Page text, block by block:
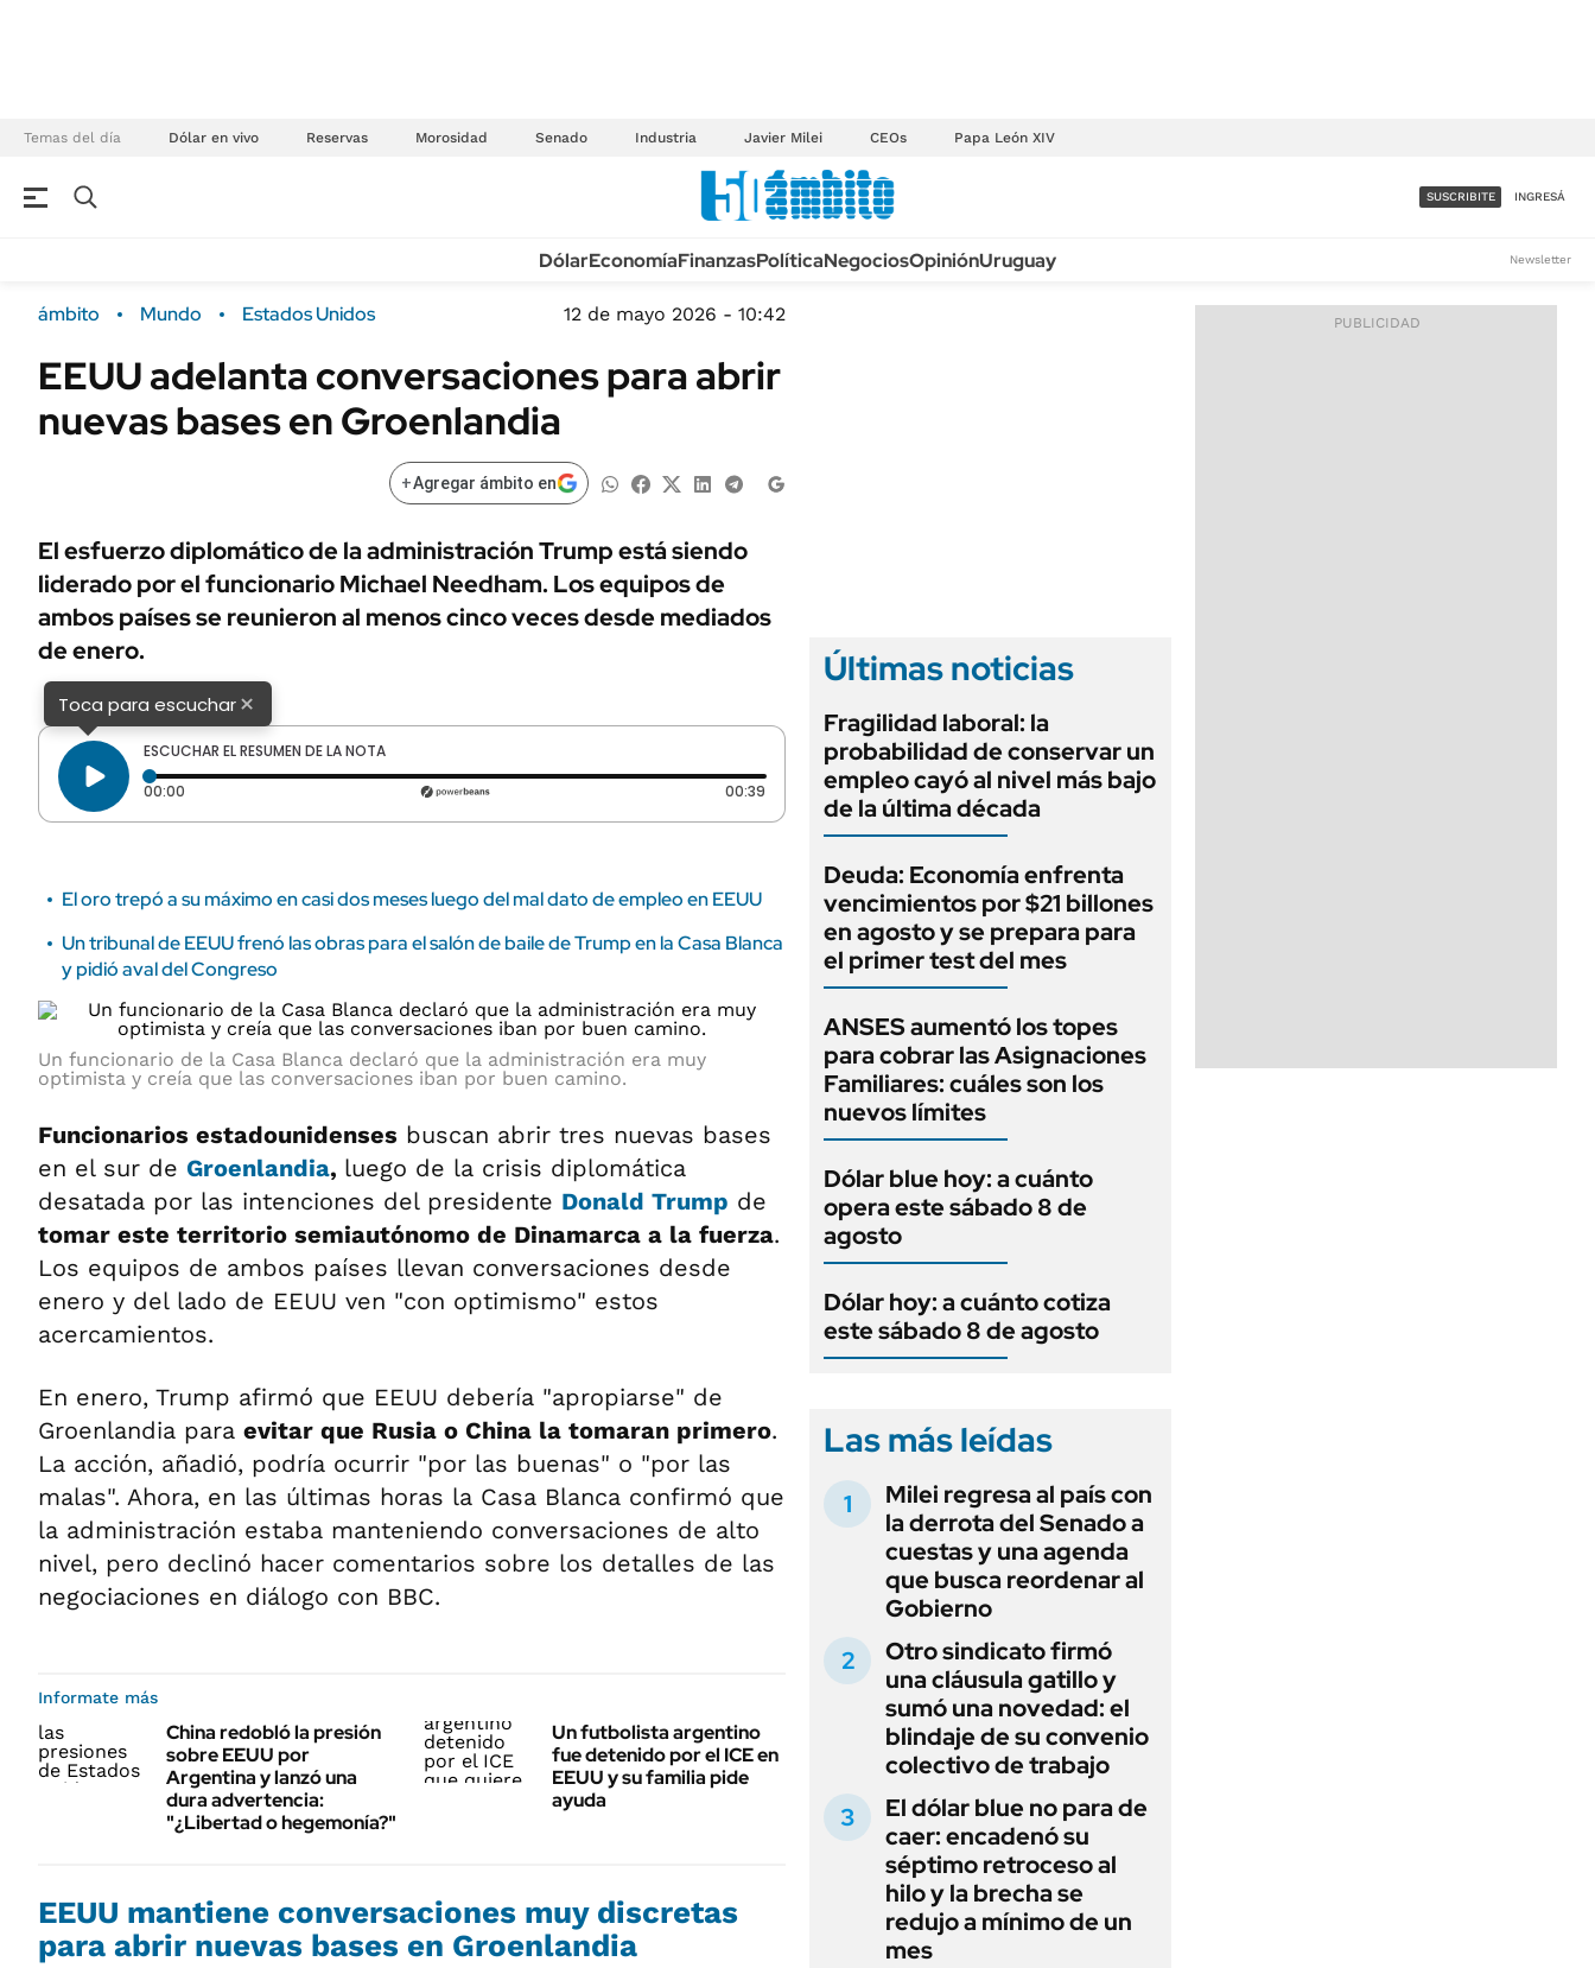
Temas del día Dólar en vivo Reservas Morosidad Senado Industria Javier Milei CEOs Papa León XIV
Campo
FINANZAS
ÁMBITO DEBATE
MEDIAKIT AMBITO DEBATE
Sustentabilidad
Seguros
POLÍTICA
URUGUAY
TECNOLOGÍA
MÉXICO
MUNDO
LIFESTYLE
AUTOS
ACCESO FULL - $1.800/MES
SUSCRIBITE INGRESÁ
DólarEconomíaFinanzasPolíticaNegociosOpiniónUruguay Newsletter
ámbito Mundo Estados Unidos 12 de mayo 2026 - 10:42
EEUU adelanta conversaciones para abrir
nuevas bases en Groenlandia
+Agregar ámbito en
El esfuerzo diplomático de la administración Trump está siendo
liderado por el funcionario Michael Needham. Los equipos de
ambos países se reunieron al menos cinco veces desde mediados
de enero.
Toca para escuchar×
ESCUCHAR EL RESUMEN DE LA NOTA
00:00 Tiempo transcurrido: 0 segundos 00:39 Duración: 39 segundos
El oro trepó a su máximo en casi dos meses luego del mal dato de empleo en EEUU
Un tribunal de EEUU frenó las obras para el salón de baile de Trump en la Casa Blanca
y pidió aval del Congreso
Un funcionario de la Casa Blanca declaró que la administración era muy
optimista y creía que las conversaciones iban por buen camino.
Funcionarios estadounidenses buscan abrir tres nuevas bases
en el sur de Groenlandia, luego de la crisis diplomática
desatada por las intenciones del presidente Donald Trump de
tomar este territorio semiautónomo de Dinamarca a la fuerza.
Los equipos de ambos países llevan conversaciones desde
enero y del lado de EEUU ven "con optimismo" estos
acercamientos.
En enero, Trump afirmó que EEUU debería "apropiarse" de
Groenlandia para evitar que Rusia o China la tomaran primero.
La acción, añadió, podría ocurrir "por las buenas" o "por las
malas". Ahora, en las últimas horas la Casa Blanca confirmó que
la administración estaba manteniendo conversaciones de alto
nivel, pero declinó hacer comentarios sobre los detalles de las
negociaciones en diálogo con BBC.
Informate más
China redobló la presión
sobre EEUU por
Argentina y lanzó una
dura advertencia:
"¿Libertad o hegemonía?"
Un futbolista argentino
fue detenido por el ICE en
EEUU y su familia pide
ayuda
EEUU mantiene conversaciones muy discretas
para abrir nuevas bases en Groenlandia
Últimas noticias
Fragilidad laboral: la
probabilidad de conservar un
empleo cayó al nivel más bajo
de la última década
Deuda: Economía enfrenta
vencimientos por $21 billones
en agosto y se prepara para
el primer test del mes
ANSES aumentó los topes
para cobrar las Asignaciones
Familiares: cuáles son los
nuevos límites
Dólar blue hoy: a cuánto
opera este sábado 8 de
agosto
Dólar hoy: a cuánto cotiza
este sábado 8 de agosto
Las más leídas
Milei regresa al país con
la derrota del Senado a
cuestas y una agenda
que busca reordenar al
Gobierno
Otro sindicato firmó
una cláusula gatillo y
sumó una novedad: el
blindaje de su convenio
colectivo de trabajo
El dólar blue no para de
caer: encadenó su
séptimo retroceso al
hilo y la brecha se
redujo a mínimo de un
mes